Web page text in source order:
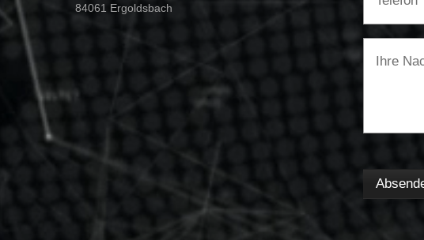
84061 Ergoldsbach